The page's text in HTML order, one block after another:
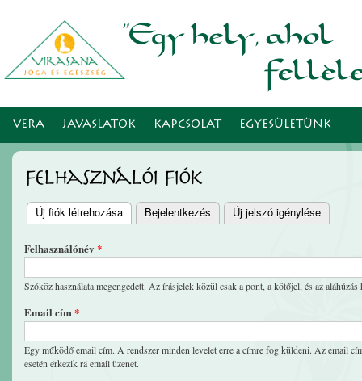
VERA JAVASLATOK KAPCSOLAT EGYESÜLETÜNK
Felhasználói fiók
Elsődleges fülek
Új fiók létrehozása (aktív fül)
Bejelentkezés Új jelszó igénylése
Felhasználónév *
Szóköz használata megengedett. Az írásjelek közül csak a pont, a kötőjel, és az aláhúzás
Email cím*
Egy működő email cím. A rendszer minden levelet erre a címre fog küldeni. Az email
esetén érkezik rá email üzenet.